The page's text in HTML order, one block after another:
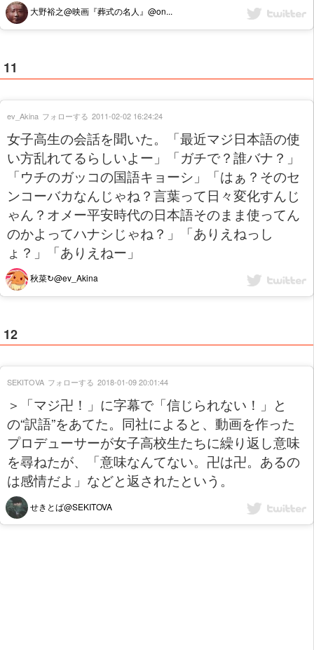
大野裕之@映画『葬式の名人』@on...
11
女子高生の会話を聞いた。「最近マジ日本語の使
い方乱れてるらしいよー」「ガチで？誰バナ？」
「ウチのガッコの国語キョーシ」「はぁ？そのセ
ンコーバカなんじゃね？言葉って日々変化すんじ
ゃん？オメー平安時代の日本語そのまま使ってん
のかよってハナシじゃね？」「ありえねっし
ょ？」「ありえねー」
秋菜↻@ev_Akina
ev_Akina フォローする 2011-02-02 16:24:24
12
＞「マジ卍！」に字幕で「信じられない！」と
の“訳語”をあてた。同社によると、動画を作った
プロデューサーが女子高校生たちに繰り返し意味
を尋ねたが、「意味なんてない。卍は卍。あるの
は感情だよ」などと返されたという。
せきとば@SEKITOVA
SEKITOVA フォローする 2018-01-09 20:01:44